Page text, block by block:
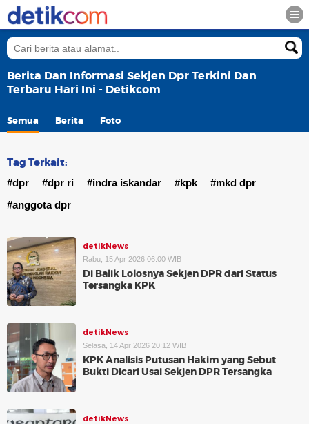
Berita Dan Informasi Sekjen Dpr Terkini Dan
Terbaru Hari Ini - Detikcom
Semua Berita Foto
Tag Terkait:
#dpr #dpr ri #indra iskandar #kpk
#mkd dpr
#anggota dpr
detikNews
Rabu, 15 Apr 2026 06:00 WIB
Di Balik Lolosnya Sekjen DPR dari Status
Tersangka KPK
detikNews
Selasa, 14 Apr 2026 20:12 WIB
KPK Analisis Putusan Hakim yang Sebut
Bukti Dicari Usai Sekjen DPR Tersangka
detikNews